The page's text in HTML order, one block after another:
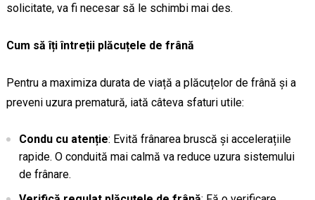
solicitate, va fi necesar să le schimbi mai des.
Cum să îți întreții plăcuțele de frână
Pentru a maximiza durata de viață a plăcuțelor de frână și a
preveni uzura prematură, iată câteva sfaturi utile:
Condu cu atenție: Evită frânarea bruscă și accelerațiile
rapide. O conduită mai calmă va reduce uzura sistemului
de frânare.